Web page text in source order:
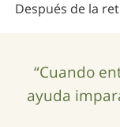
Después de la
“Cuando
ayuda